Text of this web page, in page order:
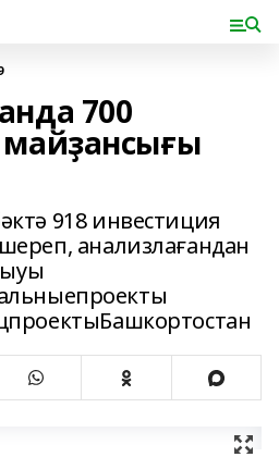
700
918 инвестиция
анализлағандан